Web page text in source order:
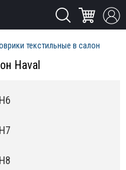
текстильные в салон
Haval
H6
H7
H8